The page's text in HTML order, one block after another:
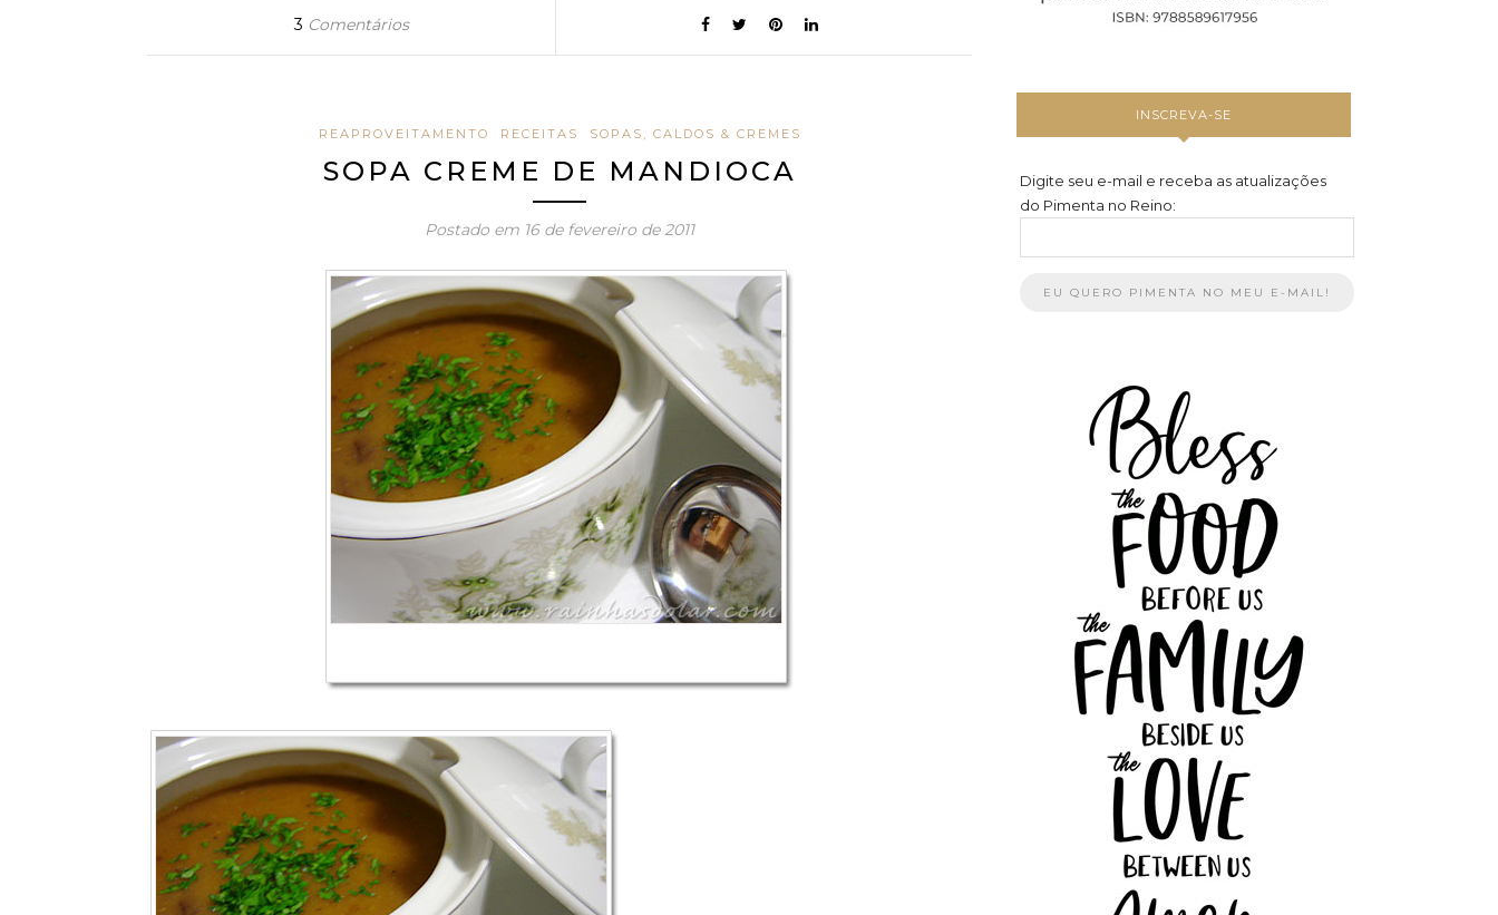
3 Comentários
REAPROVEITAMENTO RECEITAS SOPAS, CALDOS & CREMES
SOPA CREME DE MANDIOCA
Postado em 16 de fevereiro de 2011
INSCREVA-SE
Digite seu e-mail e receba as atualizações
do Pimenta no Reino: